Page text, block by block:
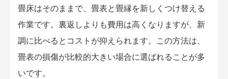
畳床はそのままで、畳表と畳縁を新しくつけ替える
作業です。裏返しよりも費用は高くなりますが、新
調に比べるとコストが抑えられます。この方法は、
畳表の損傷が比較的大きい場合に選ばれることが多
いです。